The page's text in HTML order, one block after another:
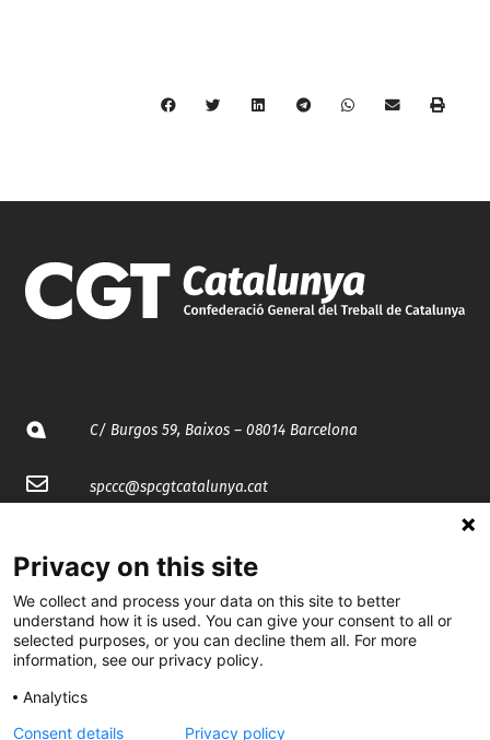
C/ Burgos 59, Baixos – 08014 Barcelona
spccc@spcgtcatalunya.cat
@CGTCatalunya
cgtcatalunya
cgtcatalunya
Privacy on this site
We collect and process your data on this site to better
understand how it is used. You can give your consent to all or
selected purposes, or you can decline them all. For more
information, see our privacy policy.
Analytics
Consent details
Privacy policy